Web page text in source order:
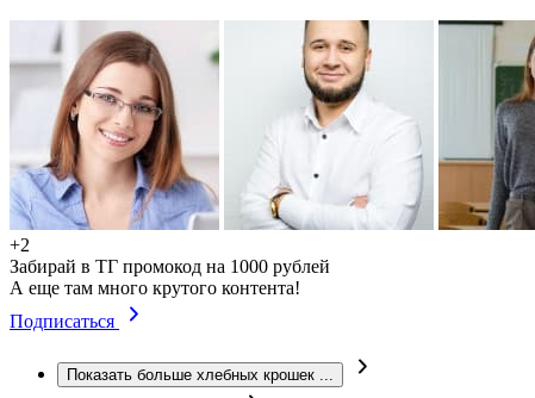
+2
Забирай в ТГ промокод на 1000 рублей
А еще там много крутого контента!
Подписаться
Показать больше хлебных крошек ...